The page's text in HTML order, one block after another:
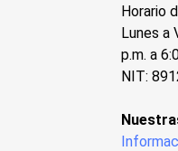
Horario
Lunes a
p.m. a
NIT: